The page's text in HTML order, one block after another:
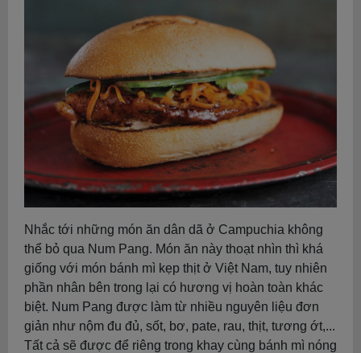
Nhắc tới những món ăn dân dã ở Campuchia không
thể bỏ qua Num Pang. Món ăn này thoạt nhìn thì khá
giống với món bánh mì kẹp thịt ở Việt Nam, tuy nhiên
phần nhân bên trong lại có hương vị hoàn toàn khác
biệt. Num Pang được làm từ nhiều nguyên liệu đơn
giản như nộm đu đủ, sốt, bơ, pate, rau, thịt, tương ớt,...
Tất cả sẽ được để riêng trong khay cùng bánh mì nóng